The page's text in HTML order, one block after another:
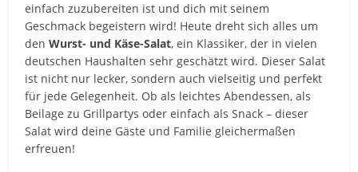
einfach zuzubereiten ist und dich mit seinem
Geschmack begeistern wird! Heute dreht sich alles um
denWurst- und Käse-Salat, ein Klassiker, der in vielen
deutschen Haushalten sehr geschätzt wird. Dieser Salat
ist nicht nur lecker, sondern auch vielseitig und perfekt
für jede Gelegenheit. Ob als leichtes Abendessen, als
Beilage zu Grillpartys oder einfach als Snack – dieser
Salat wird deine Gäste und Familie gleichermaßen
erfreuen!